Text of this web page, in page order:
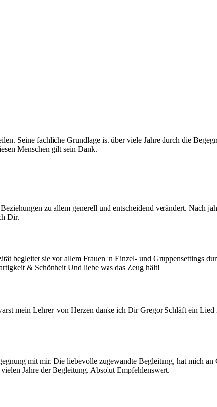
Seine fachliche Grundlage ist über viele Jahre durch die
Menschen gilt sein Dank.
zu allem generell und entscheidend verändert. Nach
Dir.
begleitet sie vor allem Frauen in Einzel- und Gruppensettings
& Schönheit Und liebe was das Zeug hält!
mein Lehrer. von Herzen danke ich Dir Gregor Schläft ein
mit mir. Die liebevolle zugewandte Begleitung, hat mich
Jahre der Begleitung. Absolut Empfehlenswert.